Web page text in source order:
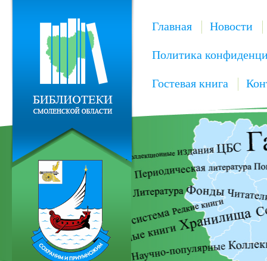
Главная Новости
Политика
Гостевая книга